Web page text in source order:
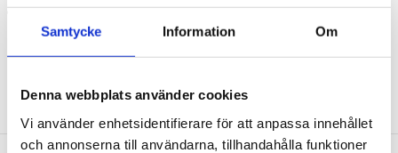
Samtycke Information Om
Denna webbplats använder cookies
Vi använder enhetsidentifierare för att anpassa innehållet
och annonserna till användarna, tillhandahålla funktioner
Krom vanadium